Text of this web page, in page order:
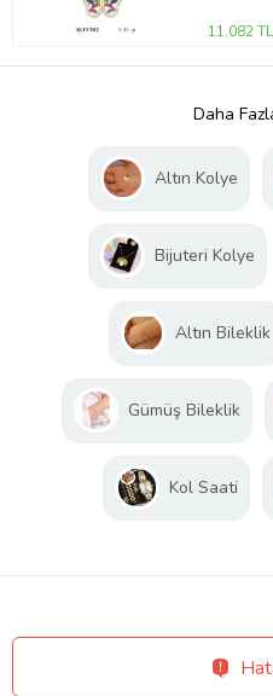
11.082
Daha
Altın Kolye
Bijuteri Kolye
Altın Bileklik
Gümüş Bileklik
Kol Saati